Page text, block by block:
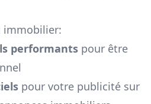
immobilier:
performants pour être
pour votre publicité sur